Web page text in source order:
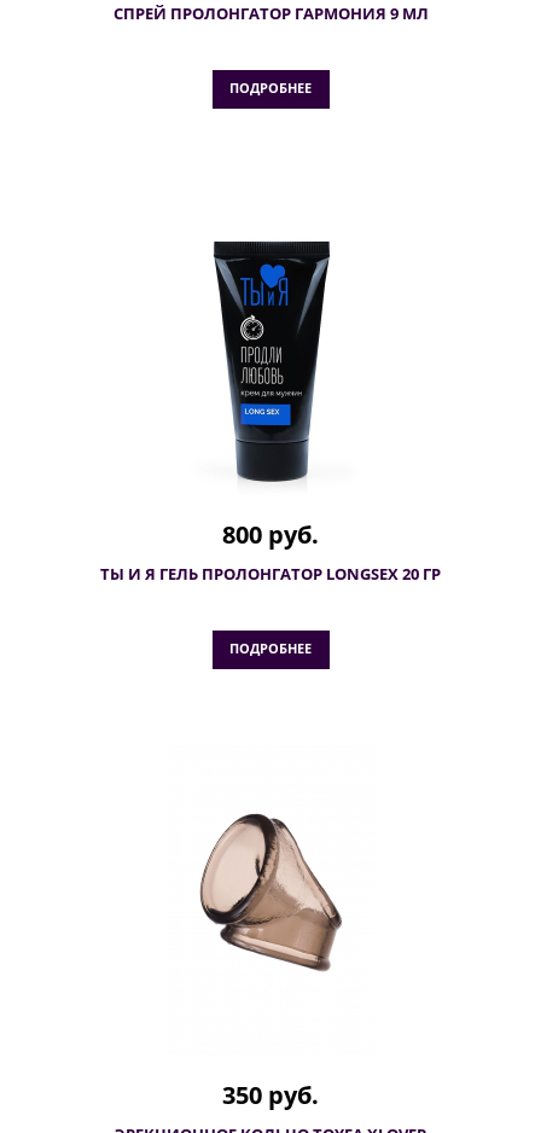
СПРЕЙ ПРОЛОНГАТОР ГАРМОНИЯ 9 МЛ
ПОДРОБНЕЕ
800 руб.
ТЫ И Я ГЕЛЬ ПРОЛОНГАТОР LONGSEX 20 ГР
ПОДРОБНЕЕ
350 руб.